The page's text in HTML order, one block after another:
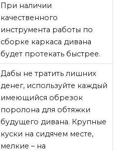
При наличии
качественного
инструмента работы по
сборке каркаса дивана
будет протекать быстрее.
Дабы не тратить лишних
денег, используйте каждый
имеющийся обрезок
поролона для обтяжки
будущего дивана. Крупные
куски на сидячем месте,
мелкие – на